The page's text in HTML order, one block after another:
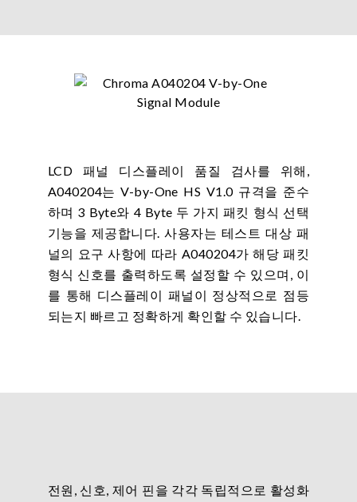
LCD 패널 디스플레이 품질 검사를 위해,
A040204는 V-by-One HS V1.0 규격을 준수
하며 3 Byte와 4 Byte 두 가지 패킷 형식 선택
기능을 제공합니다. 사용자는 테스트 대상 패
널의 요구 사항에 따라 A040204가 해당 패킷
형식 신호를 출력하도록 설정할 수 있으며, 이
를 통해 디스플레이 패널이 정상적으로 점등
되는지 빠르고 정확하게 확인할 수 있습니다.
전원, 신호, 제어 핀을 각각 독립적으로 활성화